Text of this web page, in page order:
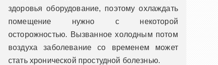
здоровья оборудование, поэтому охлаждать
помещение нужно с некоторой
осторожностью. Вызванное холодным потом
воздуха заболевание со временем может
стать хронической простудной болезнью.